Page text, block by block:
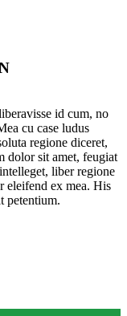
id cum, no
cu case ludus
regione diceret,
dolor sit amet, feugiat
liber regione
eleifend ex mea. His
petentium.